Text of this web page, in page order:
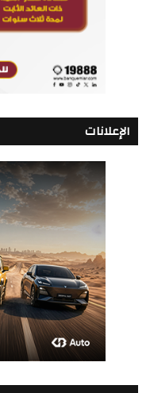
الإعلانات